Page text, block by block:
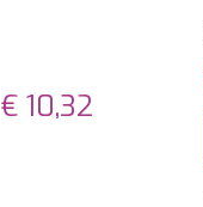
€ 10,32